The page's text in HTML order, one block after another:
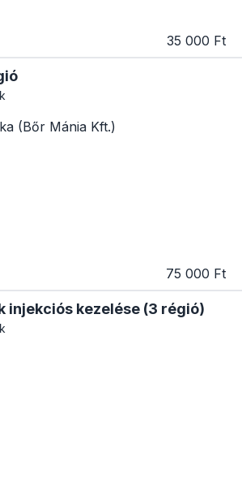
35 000 Ft
(Bőr Mánia Kft.)
75 000 Ft
injekciós kezelése (3 régió)